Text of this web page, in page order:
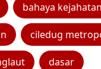
bahaya
ciledug
dasar